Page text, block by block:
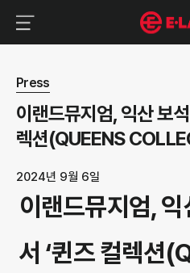
뉴스 상세보기
Press
이랜드뮤지엄, 익산 보
렉션(QUEENS
2024년 9월 6일
이랜드뮤지엄, 익
서 ‘퀸즈 컬렉션